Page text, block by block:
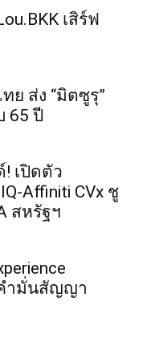
เสิร์ฟ
ย ส่ง “มิตซูรุ”
65 ปี
เปิดตัว
Affiniti CVx ชู
สหรัฐฯ
คำมั่นสัญญา